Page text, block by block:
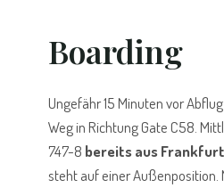
Boarding
Ungefähr 15 Minuten vor
Weg in Richtung Gate C58.
747-8 bereits aus
steht auf einer Außenposition.